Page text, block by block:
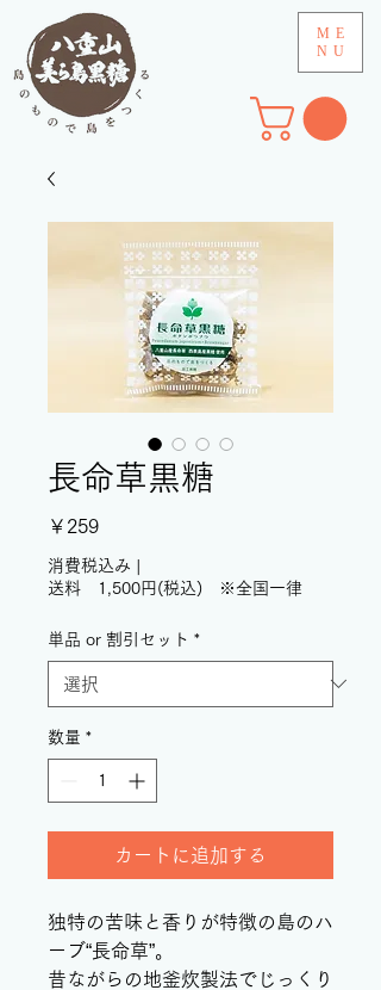
ME
NU
長命草黒糖
￥259価
格
消費税込み |
送料 1,500円(税込) ※全国一律
単品 or 割引セット *
数量 *
カートに追加する
独特の苦味と香りが特徴の島のハ
ーブ“長命草”。
昔ながらの地釜炊製法でじっくり